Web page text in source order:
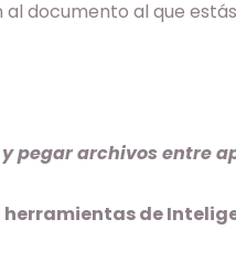
documento al que
pegar archivos entre
de